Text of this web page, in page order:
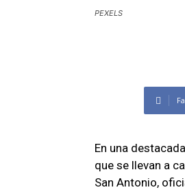
PEXELS
En una
que se llevan a
San Antonio,